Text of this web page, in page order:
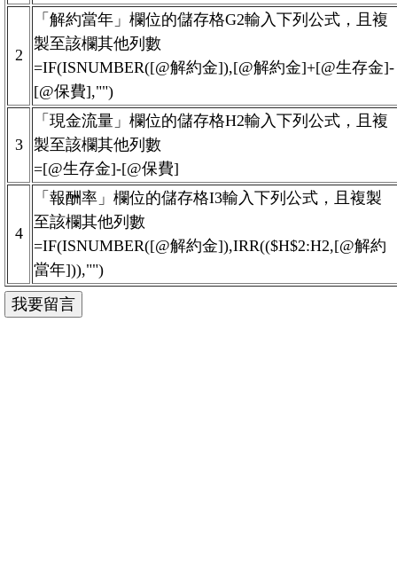
2
「解約當年」欄位的儲存格G2輸入下列公式，且複
製至該欄其他列數
=IF(ISNUMBER([@解約金]),[@解約金]+[@生存金]-
[@保費],"")
3
「現金流量」欄位的儲存格H2輸入下列公式，且複
製至該欄其他列數
=[@生存金]-[@保費]
4
「報酬率」欄位的儲存格I3輸入下列公式，且複製
至該欄其他列數
=IF(ISNUMBER([@解約金]),IRR(($H$2:H2,[@解約
當年])),"")